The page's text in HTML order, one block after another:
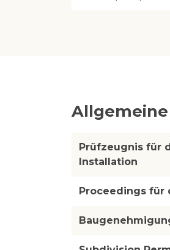
Prüfzeugnis für
Installation
Proceedings für